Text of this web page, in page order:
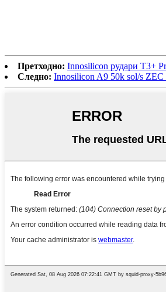
Претходно: Innosilicon рудари T3+
Следно: Innosilicon A9 50k sol/s